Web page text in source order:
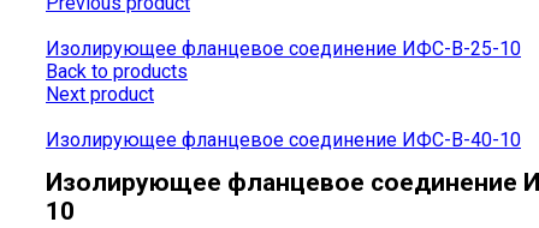
Изолирующее фланцевое соединение ИФС-В-25-10
Back to products
Next product
Изолирующее фланцевое соединение ИФС-В-40-10
Изолирующее фланцевое соединение
10